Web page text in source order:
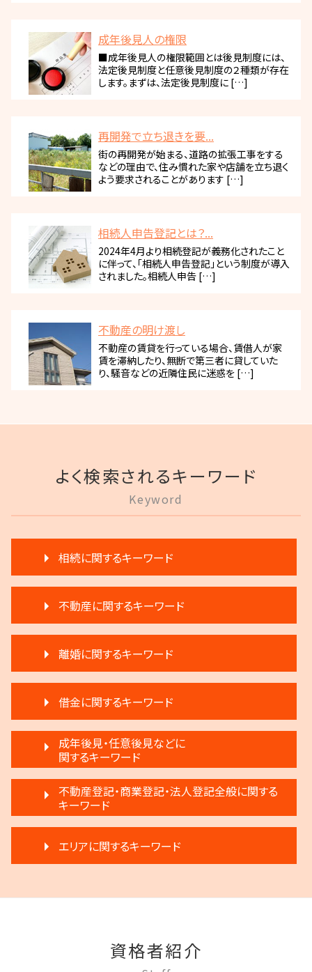
成年後見人の権限
■成年後見人の権限範囲とは後見制度には、
法定後見制度と任意後見制度の２種類が存在
します。まずは、法定後見制度に […]
再開発で立ち退きを要...
街の再開発が始まる、道路の拡張工事をする
などの理由で、住み慣れた家や店舗を立ち退く
よう要求されることがあります […]
相続人申告登記とは？...
2024年4月より相続登記が義務化されたこと
に伴って、「相続人申告登記」という制度が導入
されました。相続人申告 […]
不動産の明け渡し
不動産の賃貸を行っている場合、賃借人が家
賃を滞納したり、無断で第三者に貸していた
り、騒音などの近隣住民に迷惑を […]
よく検索されるキーワード
Keyword
相続に関するキーワード
遺言 執行しない
相続放棄
相続 分割協議書
生前贈与 弁護士
遺言 執行 流れ
相続 弁護士費用
生前贈与 分割
相続 遺留分 割合
遺言 執行
生前贈与とは 住宅
相続 弁護士
執行人 遺言 相続
相続登記 義務化 過去の相続
相続放棄 デメリット
相続 遺産分割協議書
公正証書遺言 証人
相続 争い
不動産に関するキーワード
不動産売買契約 注意点
家賃滞納 強制退去
滞納 家賃
家賃 滞納 引越し
賃料増額 弁護士
滞納 家賃 分割 交渉
不動産 明け渡し 弁護士
家賃 滞納 分割 支払い
不動産 明け渡し 期間
再開発 立ち退き
家賃 値上げ 交渉
滞納 弁護士
家賃 滞納 弁護士
家賃 滞納 対応
不動産 明け渡し 強制執行
賃料増額 調停申立書
離婚に関するキーワード
離婚裁判 何年かかる
調停離婚 弁護士
離婚 新しい戸籍
離婚 慰謝料
協議離婚 流れ
離婚 条件
離婚 浮気
調停離婚 協議離婚
調停離婚 流れ
離婚 子供 影響
借金に関するキーワード
民事再生と破産 違い
民事再生 弁済
自己破産 条件
民事再生 弁護士
借金 調停
民事再生 遅延損害金
破産 法人
民事再生法とは 法人
成年後見・任意後見などに
関するキーワード
任意後見制度 家族信託
成年後見人制度 申し立て
任意後見制度とは
任意後見制度 法人
成年後見 不正
任意後見制度 義務
不動産登記・商業登記・法人登記全般に関する
キーワード
法人登記 マンション
商業登記 番号
不動産登記 期限
弁護士 登記手続
エリアに関するキーワード
多摩市 不動産トラブル
三鷹市 不動産トラブル資格者紹介